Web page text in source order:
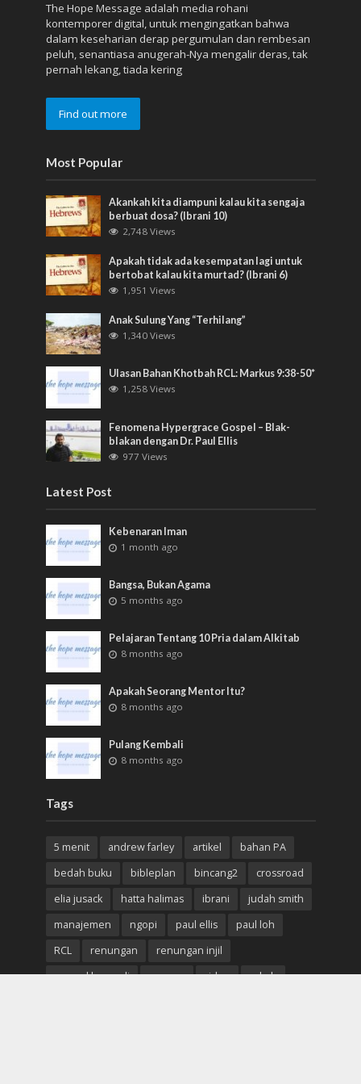
The Hope Message adalah media rohani
kontemporer digital, untuk mengingatkan bahwa
dalam keseharian derap pergumulan dan rembesan
peluh, senantiasa anugerah-Nya mengalir deras, tak
pernah lekang, tiada kering
Find out more
Most Popular
Akankah kita diampuni kalau kita sengaja
berbuat dosa? (Ibrani 10)
2,748 Views
Apakah tidak ada kesempatan lagi untuk
bertobat kalau kita murtad? (Ibrani 6)
1,951 Views
Anak Sulung Yang “Terhilang”
1,340 Views
Ulasan Bahan Khotbah RCL: Markus 9:38-50*
1,258 Views
Fenomena Hypergrace Gospel – Blak-
blakan dengan Dr. Paul Ellis
977 Views
Latest Post
Kebenaran Iman
1 month ago
Bangsa, Bukan Agama
5 months ago
Pelajaran Tentang 10 Pria dalam Alkitab
8 months ago
Apakah Seorang Mentor Itu?
8 months ago
Pulang Kembali
8 months ago
Tags
5 menit andrew farley artikel
bahan PA
bedah buku
bibleplan bincang2
crossroad
elia jusack
hatta halimas ibrani
judah smith
manajemen
ngopi paul ellis
paul loh
RCL
renungan
renungan injil
samuel lazuardi
sermon video
yakub